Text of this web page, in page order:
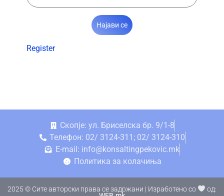
Најави се
Register
Скопје: ул. Бриселска бр. 9/1-8
Телефон: 02/ 3124-311; 02/ 3124-310
E-mail: info@konsaltingpekovic.mk
Политика за колачиња
2025 © Сите авторски права се задржани | Изработено со
од: